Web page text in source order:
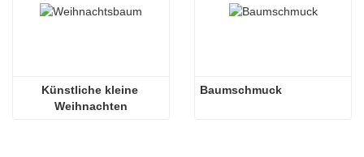
Künstliche kleine
Weihnachten
Baumschmuck